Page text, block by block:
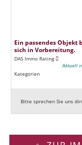
Ein passendes Objekt
sich in Vorbereitung.
DAS Immo Rating
Aktuell
Kategorien
Bitte sprechen Sie uns